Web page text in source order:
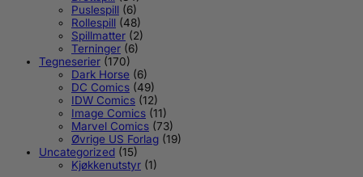
Puslespill (6)
Rollespill (48)
Spillmatter (2)
Terninger (6)
Tegneserier (170)
Dark Horse (6)
DC Comics (49)
IDW Comics (12)
Image Comics (11)
Marvel Comics (73)
Øvrige US Forlag (19)
Uncategorized (15)
Kjøkkenutstyr (1)